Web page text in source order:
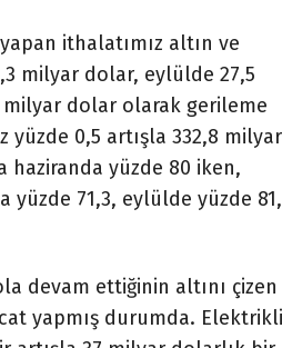
ithalatımız altın ve
milyar dolar, eylülde 27,5
milyar dolar olarak gerileme
yüzde 0,5 artışla 332,8 milyar
haziranda yüzde 80 iken,
71,3, eylülde yüzde
devam ettiğinin altını çizen
yapmış durumda.